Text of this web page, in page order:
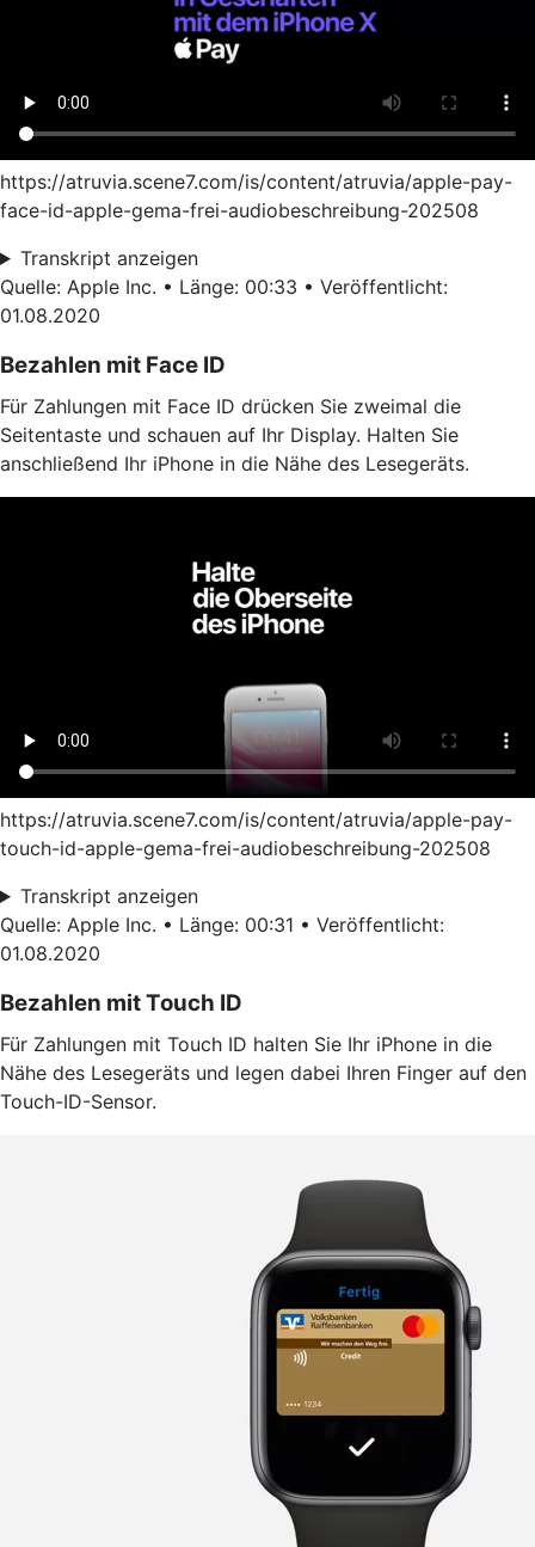
https://atruvia.scene7.com/is/content/atruvia/apple-pay-
face-id-apple-gema-frei-audiobeschreibung-202508
Transkript anzeigen
Quelle: Apple Inc. • Länge: 00:33 • Veröffentlicht:
01.08.2020
Bezahlen mit Face ID
Für Zahlungen mit Face ID drücken Sie zweimal die
Seitentaste und schauen auf Ihr Display. Halten Sie
anschließend Ihr iPhone in die Nähe des Lesegeräts.
https://atruvia.scene7.com/is/content/atruvia/apple-pay-
touch-id-apple-gema-frei-audiobeschreibung-202508
Transkript anzeigen
Quelle: Apple Inc. • Länge: 00:31 • Veröffentlicht:
01.08.2020
Bezahlen mit Touch ID
Für Zahlungen mit Touch ID halten Sie Ihr iPhone in die
Nähe des Lesegeräts und legen dabei Ihren Finger auf den
Touch-ID-Sensor.